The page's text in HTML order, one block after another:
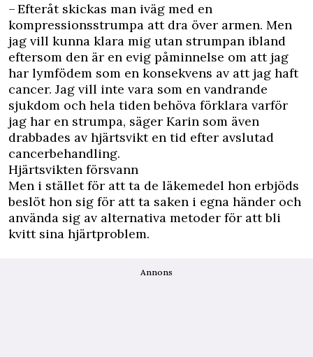
– Efteråt skickas man iväg med en
kompressionsstrumpa att dra över armen. Men
jag vill kunna klara mig utan strumpan ibland
eftersom den är en evig påminnelse om att jag
har lymfödem som en konsekvens av att jag haft
cancer. Jag vill inte vara som en vandrande
sjukdom och hela tiden behöva förklara varför
jag har en strumpa, säger Karin som även
drabbades av hjärtsvikt en tid efter avslutad
cancerbehandling.
Hjärtsvikten försvann
Men i stället för att ta de läkemedel hon erbjöds
beslöt hon sig för att ta saken i egna händer och
använda sig av alternativa metoder för att bli
kvitt sina hjärtproblem.
Annons